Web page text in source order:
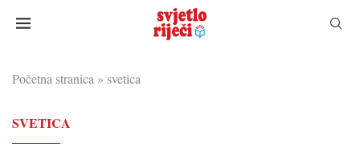
Početna stranica » svetica
SVETICA